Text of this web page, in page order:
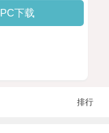
PC下载
排行